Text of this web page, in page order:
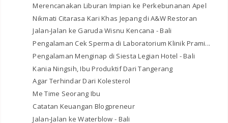
Merencanakan Liburan Impian ke Perkebunanan Apel
Nikmati Citarasa Kari Khas Jepang di A&W Restoran
Jalan-Jalan ke Garuda Wisnu Kencana - Bali
Pengalaman Cek Sperma di Laboratorium Klinik Prami...
Pengalaman Menginap di Siesta Legian Hotel - Bali
Kania Ningsih, Ibu Produktif Dari Tangerang
Agar Terhindar Dari Kolesterol
Me Time Seorang Ibu
Catatan Keuangan Blogpreneur
Jalan-Jalan ke Waterblow - Bali